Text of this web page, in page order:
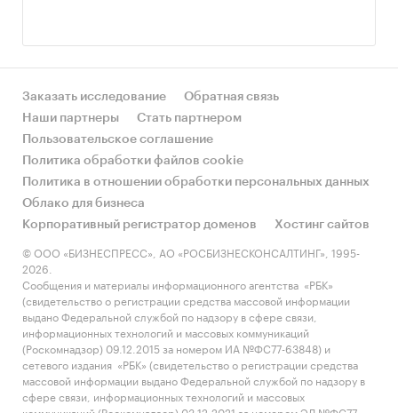
География исследований:для нас не
существует территориальных ограничений в
исследованиях.
Ключевые клиенты
Лента, Лента путешествий, Ростелеком,
Любимый край, Невские берега, Мегафон,
Русский алкоголь, Виноконьячный завод
«Альянс 1892», Леруа Мерлен, сеть ресторанов
«Две палочки», сеть пивных баров SПБ, PSI
(Фонд социального развития и информации),
Банк «Санкт-Петербург», Банк ВТБ, Северный
город, сеть гипермаркетов Макси и другие
российские и международные компании.
Заказать исследование
Обратная связь
Наши партнеры
Стать партнером
Пользовательское соглашение
Политика обработки файлов cookie
Политика в отношении обработки персональных данных
Облако для бизнеса
Корпоративный регистратор доменов
Хостинг сайтов
© ООО «БИЗНЕСПРЕСС», АО «РОСБИЗНЕСКОНСАЛТИНГ», 1995-
2026.
Сообщения и материалы информационного агентства «РБК»
(свидетельство о регистрации средства массовой информации
выдано Федеральной службой по надзору в сфере связи,
информационных технологий и массовых коммуникаций
(Роскомнадзор) 09.12.2015 за номером ИА №ФС77-63848) и
сетевого издания «РБК» (свидетельство о регистрации средства
массовой информации выдано Федеральной службой по надзору в
сфере связи, информационных технологий и массовых